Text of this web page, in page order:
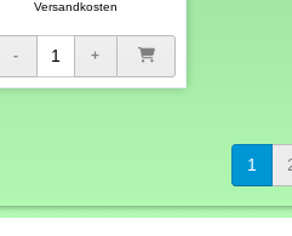
Versandkosten
1